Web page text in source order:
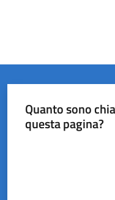
Quanto sono
questa pagina?